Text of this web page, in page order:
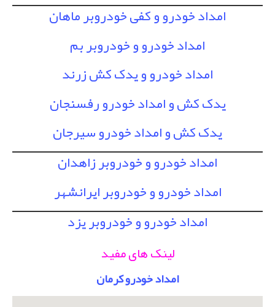
امداد خودرو و کفی خودروبر ماهان
امداد خودرو و خودروبر بم
امداد خودرو و یدک کش زرند
یدک کش و امداد خودرو رفسنجان
یدک کش و امداد خودرو سیرجان
امداد خودرو و خودروبر زاهدان
امداد خودرو و خودروبر ایرانشهر
امداد خودرو و خودروبر یزد
لینک های مفید
امداد خودرو کرمان